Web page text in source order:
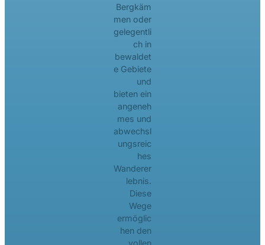
Bergkäm
men oder
gelegentli
ch in
bewaldet
e Gebiete
und
bieten ein
angeneh
mes und
abwechsl
ungsreic
hes
Wanderer
lebnis.
Diese
Wege
ermöglic
hen den
vollen